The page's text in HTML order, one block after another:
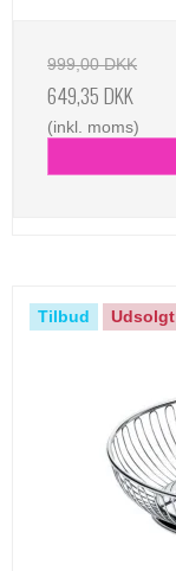
999,00 DKK
649,35 DKK
(inkl. moms)
Tilbud Udsolgt